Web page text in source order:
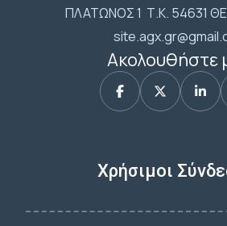
ΠΛΑΤΩΝΟΣ 1 Τ.Κ. 54631
Ακολουθήστε
Χρήσιμοι